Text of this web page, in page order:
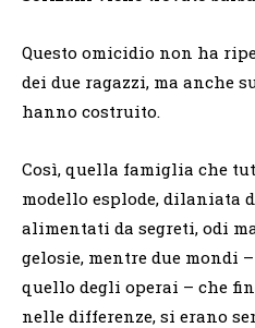
Questo omicidio non ha
dei due ragazzi, ma anche
hanno costruito.
Così, quella famiglia che
modello esplode, dilaniata
alimentati da segreti, odi
gelosie, mentre due mondi
quello degli operai – che
nelle differenze, si erano